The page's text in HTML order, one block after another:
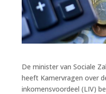
De minister van Sociale
heeft Kamervragen over
inkomensvoordeel (LIV)